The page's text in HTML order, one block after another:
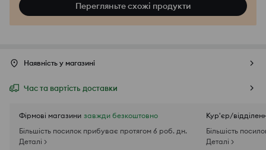
Перегляньте схожі продукти
Наявність у магазині
Час та вартість доставки
Фірмові магазини завжди безкоштовно
Більшість посилок прибуває протягом 6 роб. дн.
Деталі >
Кур'єр/
Більшість
Деталі >